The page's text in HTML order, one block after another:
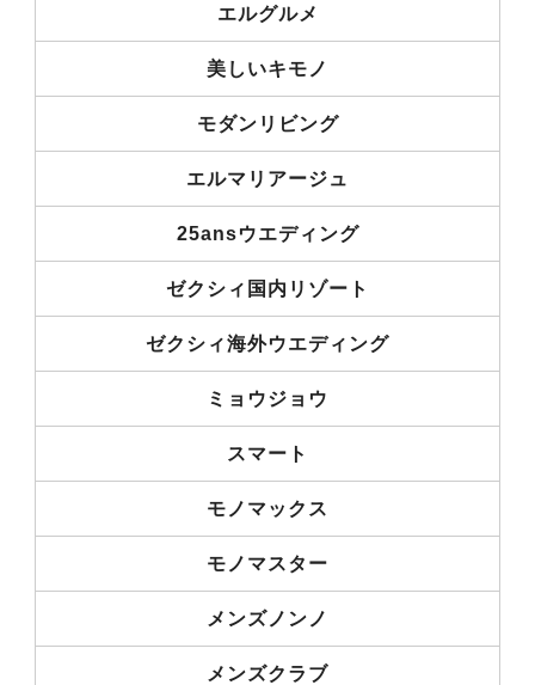
エルグルメ
美しいキモノ
モダンリビング
エルマリアージュ
25ansウエディング
ゼクシィ国内リゾート
ゼクシィ海外ウエディング
ミョウジョウ
スマート
モノマックス
モノマスター
メンズノンノ
メンズクラブ